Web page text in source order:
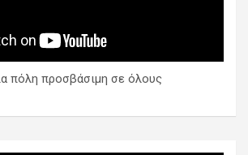
πόλη προσβάσιμη σε όλους